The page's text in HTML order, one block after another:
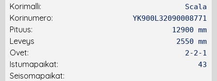
Korimalli: Scala
Korinumero: YK900L32090008771
Pituus: 12900 mm
Leveys 2550 mm
Ovet: 2-2-1
Istumapaikat: 43
Seisomapaikat: